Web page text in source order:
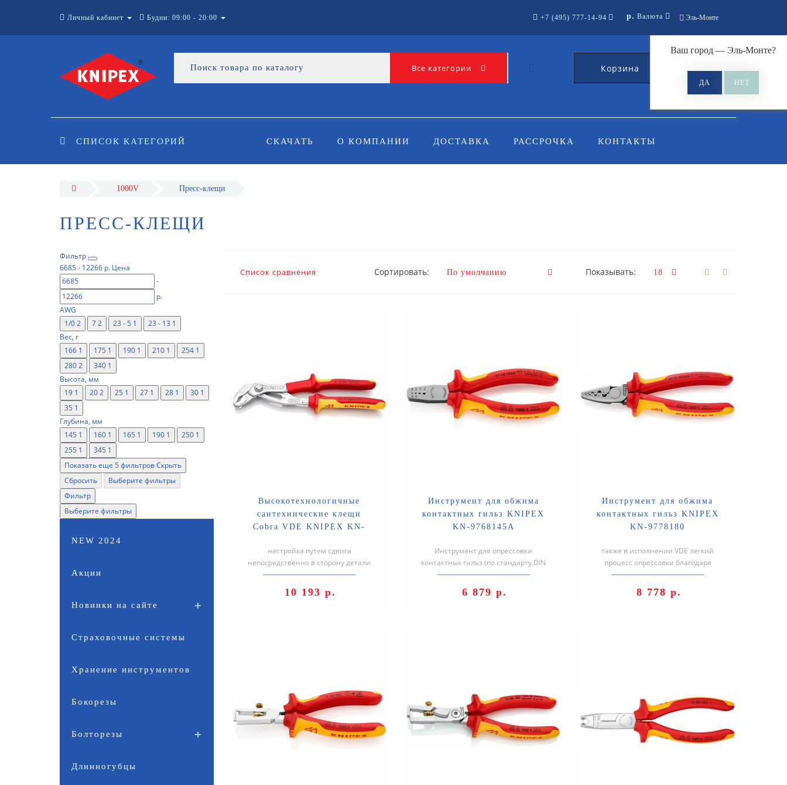
Личный кабинет Будни: 09:00 - 20:00 Эль-Монте
Ваш город — Эль-Монте?
+7 (495) 777-14-94 р. Валюта
Все категории Корзина 0
СПИСОК КАТЕГОРИЙ СКАЧАТЬ О КОМПАНИИ ДОСТАВКА РАССРОЧКА КОНТАКТЫ
1000V Пресс-клещи
ПРЕСС-КЛЕЩИ
Фильтр
6685- 12266 р. Цена
-
р.
AWG
1/02 72 23 - 5 1 23 - 13 1
Вес, г
166 1 175 1 190 1 210 1 254 1
2802 340 1
Высота, мм
19 1 202 25 1 27 1 28 1 30 1
35 1
Глубина, мм
145 1 160 1 165 1 190 1 250 1
255 1 345 1
Показать еще 5 фильтровСкрыть
Сбросить
Выберите фильтры
Фильтр
Выберите фильтры
NEW 2024
Акции
Новинки на сайте
Страховочные системы
Хранение инструментов
Бокорезы
Болторезы
Длинногубцы
Список сравнения Сортировать: Показывать:
Высокотехнологичные
сантехнические клещи
Cobra VDE KNIPEX KN-
настройка путем сдвига
непосредственно в сторону детали
быстрое, безопасное и удобное
10 193 р.
Инструмент для обжима
контактных гильз KNIPEX
KN-9768145A
Инструмент для опрессовки
контактных гильз (по стандарту DIN
46 228 часть 1 + 4) в диапазоне
6 879 р.
Инструмент для обжима
контактных гильз KNIPEX
KN-9778180
также в исполнении VDE легкий
процесс опрессовки благодаря
оптимальной передаче усилия
8 778 р.